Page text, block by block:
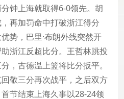
钟上海就取得6-0领先。胡
再加罚命中打破浙江得分
势，巴里·布朗外线突然开
浙江反超比分。王哲林跳投
，古德温上篮将比分扳平。
敬三分再次战平，之后双方
节结束上海久事以28-24领